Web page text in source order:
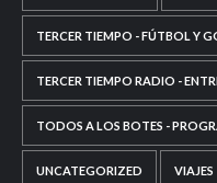
TERCER TIEMPO - FÚTBOL Y
TERCER TIEMPO RADIO -
TODOS A LOS BOTES -
UNCATEGORIZED VIAJES